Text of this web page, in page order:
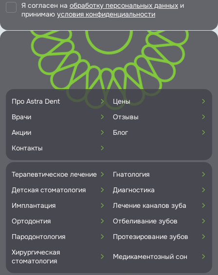
Я согласен на обработку персональных данных и
принимаю условия конфиденциальности
Про Astra Dent
Цены
Врачи
Отзывы
Акции
Блог
Контакты
Терапевтическое лечение
Гнатология
Детская стоматология
Диагностика
Имплантация
Лечение каналов зуба
Ортодонтия
Отбеливание зубов
Пародонтология
Протезирование зубов
Хирургическая
стоматология
Медикаментозный сон